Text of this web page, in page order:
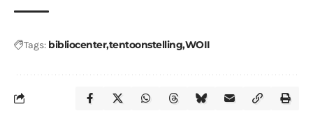
Tags: bibliocentertentoonstellingWOII